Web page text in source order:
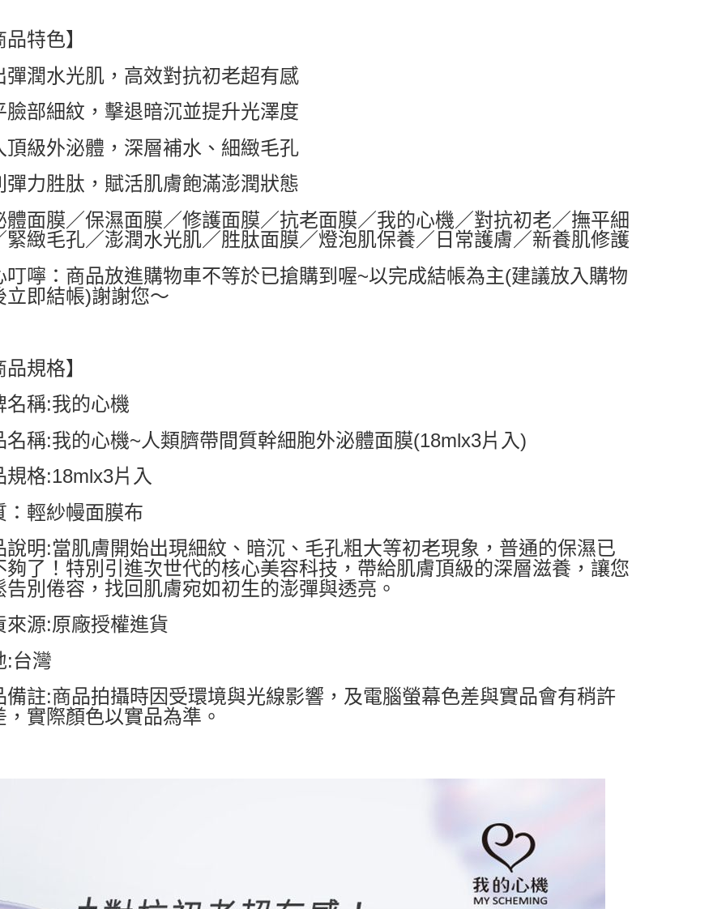
每筆NT$80，滿NT$799(含以上)免運費
國家/地區配送0330 查看運費
品特色】
彈潤水光肌，高效對抗初老超有感
臉部細紋，擊退暗沉並提升光澤度
頂級外泌體，深層補水、細緻毛孔
彈力胜肽，賦活肌膚飽滿澎潤狀態
體面膜／保濕面膜／修護面膜／抗老面膜／我的心機／對抗初老／撫平細
緊緻毛孔／澎潤水光肌／胜肽面膜／燈泡肌保養／日常護膚／新養肌修護
叮嚀：商品放進購物車不等於已搶購到喔~以完成結帳為主(建議放入購物
立即結帳)謝謝您～
品規格】
名稱:我的心機
名稱:我的心機~人類臍帶間質幹細胞外泌體面膜(18mlx3片入)
規格:18mlx3片入
：輕紗幔面膜布
說明:當肌膚開始出現細紋、暗沉、毛孔粗大等初老現象，普通的保濕已
夠了！特別引進次世代的核心美容科技，帶給肌膚頂級的深層滋養，讓您
告別倦容，找回肌膚宛如初生的澎彈與透亮。
來源:原廠授權進貨
:台灣
備註:商品拍攝時因受環境與光線影響，及電腦螢幕色差與實品會有稍許
，實際顏色以實品為準。